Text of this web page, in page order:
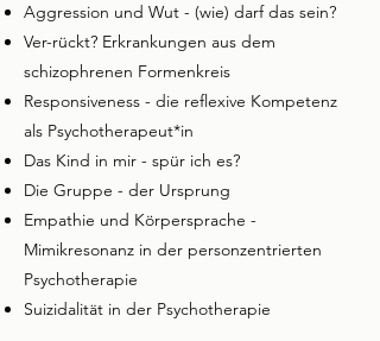
Aggression und Wut - (wie) darf das sein?
Ver-rückt? Erkrankungen aus dem
schizophrenen Formenkreis
Responsiveness - die reflexive Kompetenz
als Psychotherapeut*in
Das Kind in mir - spür ich es?
Die Gruppe - der Ursprung
Empathie und Körpersprache -
Mimikresonanz in der personzentrierten
Psychotherapie
Suizidalität in der Psychotherapie